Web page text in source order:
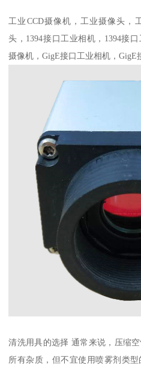
工业CCD摄像机，工业摄像头，
头，1394接口工业相机，1394接
摄像机，GigE接口工业相机，GigE
清洗用具的选择 通常来说，压缩
所有杂质，但不宜使用喷雾剂类